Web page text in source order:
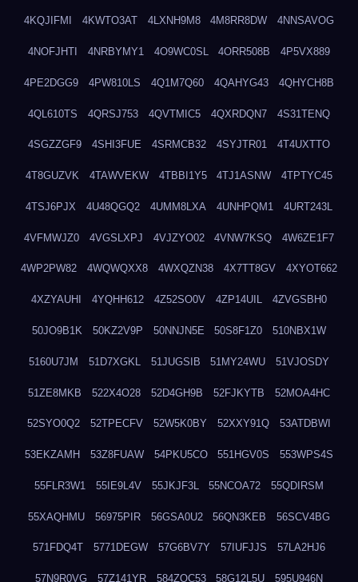
4KQJIFMI 4KWTO3AT 4LXNH9M8 4M8RR8DW 4NNSAVOG
4NOFJHTI 4NRBYMY1 4O9WC0SL 4ORR508B 4P5VX889
4PE2DGG9 4PW810LS 4Q1M7Q60 4QAHYG43 4QHYCH8B
4QL610TS 4QRSJ753 4QVTMIC5 4QXRDQN7 4S31TENQ
4SGZZGF9 4SHI3FUE 4SRMCB32 4SYJTR01 4T4UXTTO
4T8GUZVK 4TAWVEKW 4TBBI1Y5 4TJ1ASNW 4TPTYC45
4TSJ6PJX 4U48QGQ2 4UMM8LXA 4UNHPQM1 4URT243L
4VFMWJZ0 4VGSLXPJ 4VJZYO02 4VNW7KSQ 4W6ZE1F7
4WP2PW82 4WQWQXX8 4WXQZN38 4X7TT8GV 4XYOT662
4XZYAUHI 4YQHH612 4Z52SO0V 4ZP14UIL 4ZVGSBH0
50JO9B1K 50KZ2V9P 50NNJN5E 50S8F1Z0 510NBX1W
5160U7JM 51D7XGKL 51JUGSIB 51MY24WU 51VJOSDY
51ZE8MKB 522X4O28 52D4GH9B 52FJKYTB 52MOA4HC
52SYO0Q2 52TPECFV 52W5K0BY 52XXY91Q 53ATDBWI
53EKZAMH 53Z8FUAW 54PKU5CO 551HGV0S 553WPS4S
55FLR3W1 55IE9L4V 55JKJF3L 55NCOA72 55QDIRSM
55XAQHMU 56975PIR 56GSA0U2 56QN3KEB 56SCV4BG
571FDQ4T 5771DEGW 57G6BV7Y 57IUFJJS 57LA2HJ6
57N9R0VG 57Z141YR 584ZQC53 58G12L5U 595U946N